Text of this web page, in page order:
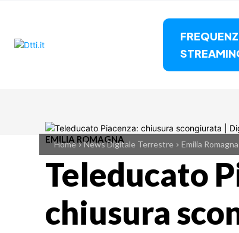
Home News Digitale Terrestre Emilia Romagna
EMILIA ROMAGNA
Teleducato
chiusura